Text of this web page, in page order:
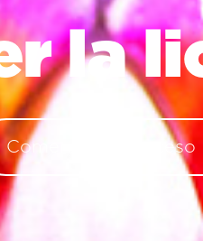
la
Comenzar el proceso